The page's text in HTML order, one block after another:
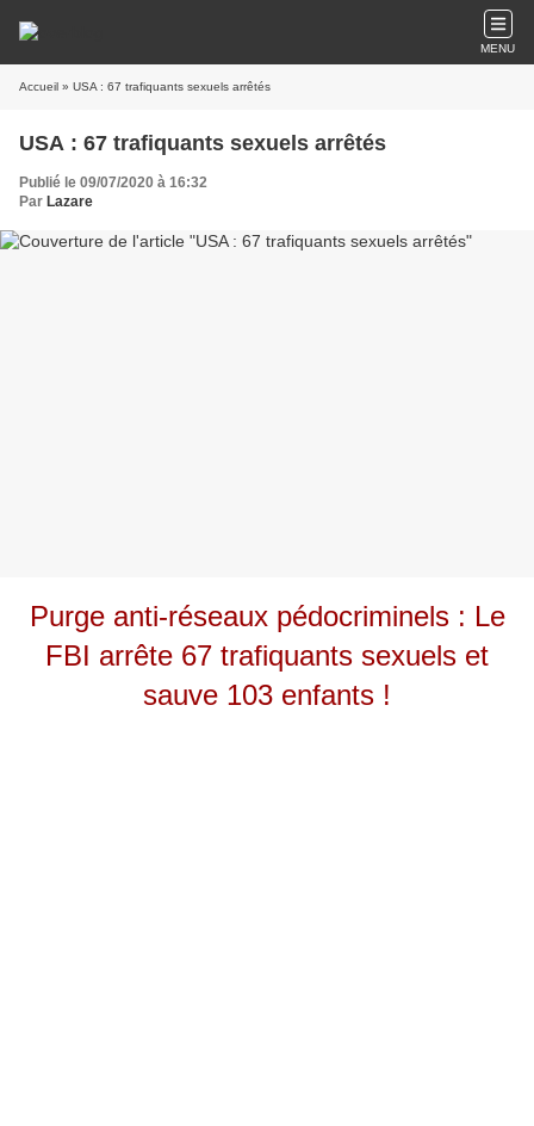
MENU
Accueil » USA : 67 trafiquants sexuels arrêtés
USA : 67 trafiquants sexuels arrêtés
Publié le 09/07/2020 à 16:32
Par Lazare
Purge anti-réseaux pédocriminels : Le
FBI arrête 67 trafiquants sexuels et
sauve 103 enfants !